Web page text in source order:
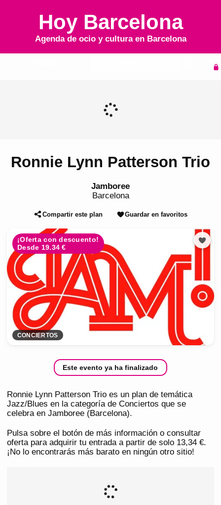
Hoy Barcelona
Agenda de ocio y cultura en Barcelona
Ronnie Lynn Patterson Trio
Jamboree
Barcelona
Compartir este plan Guardar en favoritos
¡Oferta con descuento!
Desde 19.34 €
CONCIERTOS
Este evento ya ha finalizado
Ronnie Lynn Patterson Trio es un plan de temática
Jazz/Blues en la categoría de Conciertos que se
celebra en Jamboree (Barcelona).
Pulsa sobre el botón de más información o consultar
oferta para adquirir tu entrada a partir de solo 13,34 €.
¡No lo encontrarás más barato en ningún otro sitio!